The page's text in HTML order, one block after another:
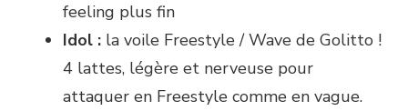
feeling plus fin
Idol : la voile Freestyle / Wave de Golitto !
4 lattes, légère et nerveuse pour
attaquer en Freestyle comme en vague.